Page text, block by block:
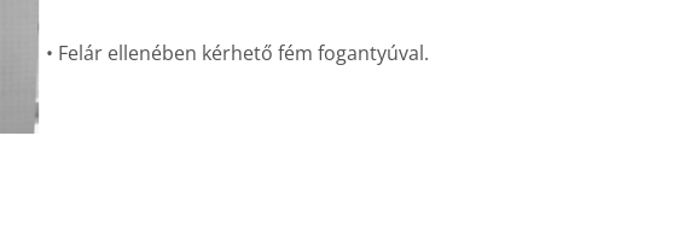
• Felár ellenében kérhető fém fogantyúval.